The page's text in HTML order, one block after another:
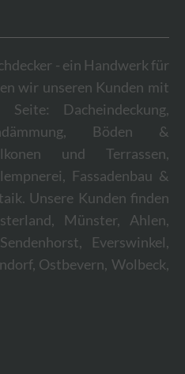
- ein Handwerk für
wir unseren Kunden mit
Dacheindeckung,
Böden &
und Terrassen,
Fassadenbau &
Unsere Kunden finden
Münster, Ahlen,
Everswinkel,
Ostbevern, Wolbeck,